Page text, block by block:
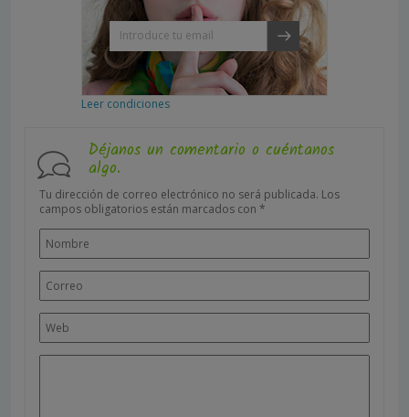
Leer condiciones
Déjanos un comentario o cuéntanos
algo.
Tu dirección de correo electrónico no será publicada. Los
campos obligatorios están marcados con *